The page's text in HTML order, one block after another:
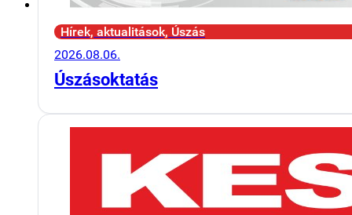
Hírek, aktualitások, Úszás
2026.08.06.
Úszásoktatás